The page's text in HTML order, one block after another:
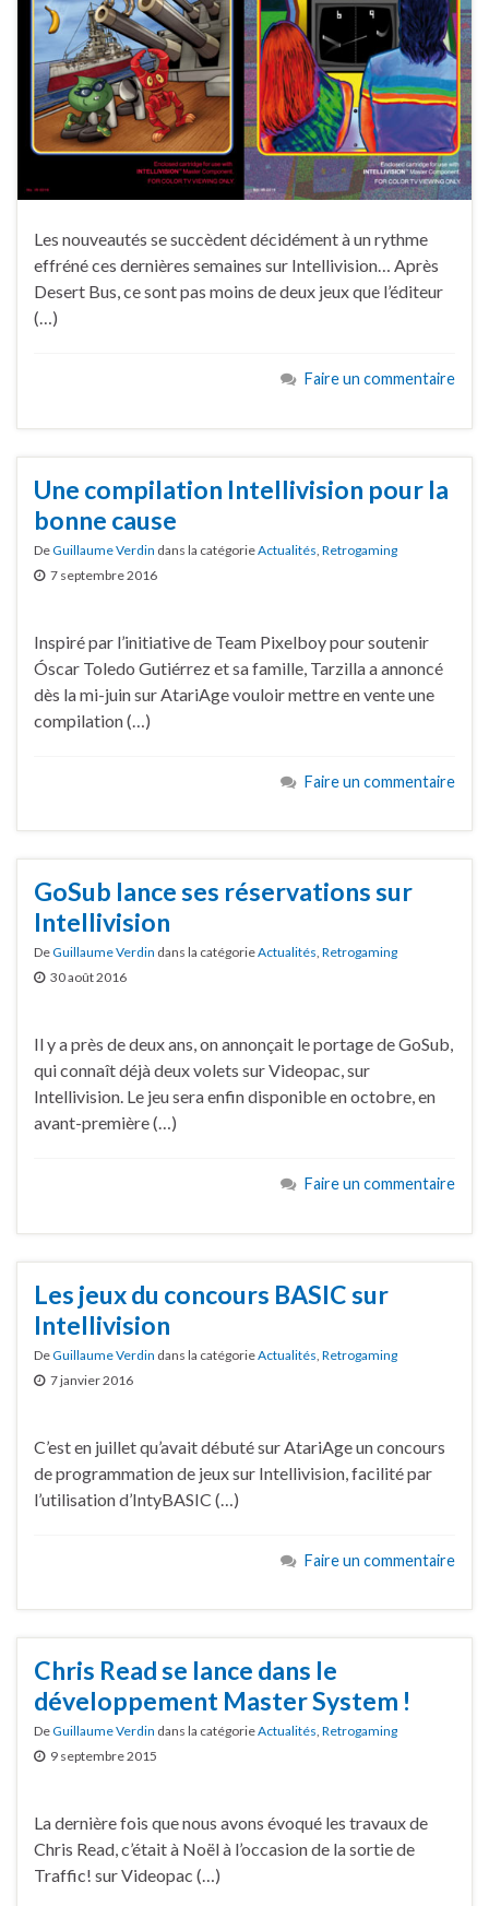
Les nouveautés se succèdent décidément à un rythme
effréné ces dernières semaines sur Intellivision… Après
Desert Bus, ce sont pas moins de deux jeux que l’éditeur
(…)
Faire un commentaire
Une compilation Intellivision pour la
bonne cause
DeGuillaume Verdin dans la catégorieActualités Retrogaming
7 septembre 2016
Inspiré par l’initiative de Team Pixelboy pour soutenir
Óscar Toledo Gutiérrez et sa famille, Tarzilla a annoncé
dès la mi-juin sur AtariAge vouloir mettre en vente une
compilation (…)
Faire un commentaire
GoSub lance ses réservations sur
Intellivision
DeGuillaume Verdin dans la catégorieActualités, Retrogaming
30 août 2016
Il y a près de deux ans, on annonçait le portage de GoSub,
qui connaît déjà deux volets sur Videopac, sur
Intellivision. Le jeu sera enfin disponible en octobre, en
avant-première (…)
Faire un commentaire
Les jeux du concours BASIC sur
Intellivision
DeGuillaume Verdin dans la catégorieActualités Retrogaming
7 janvier 2016
C’est en juillet qu’avait débuté sur AtariAge un concours
de programmation de jeux sur Intellivision, facilité par
l’utilisation d’IntyBASIC (…)
Faire un commentaire
Chris Read se lance dans le
développement Master System !
DeGuillaume Verdin dans la catégorieActualités, Retrogaming
9 septembre 2015
La dernière fois que nous avons évoqué les travaux de
Chris Read, c’était à Noël à l’occasion de la sortie de
Traffic! sur Videopac (…)